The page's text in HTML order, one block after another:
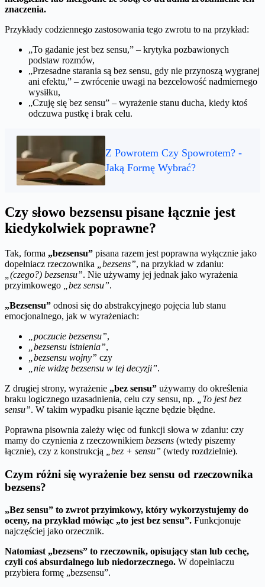
znaczenia.
Przykłady codziennego zastosowania tego zwrotu to na przykład:
„To gadanie jest bez sensu,” – krytyka pozbawionych
podstaw rozmów,
„Przesadne starania są bez sensu, gdy nie przynoszą wygranej
ani efektu,” – zwrócenie uwagi na bezcelowość nadmiernego
wysiłku,
„Czuję się bez sensu” – wyrażenie stanu ducha, kiedy ktoś
odczuwa pustkę i brak celu.
Z Powrotem Czy Spowrotem? -
Jaką Formę Wybrać?
Czy słowo bezsensu pisane łącznie jest
kiedykolwiek poprawne?
Tak, forma „bezsensu” pisana razem jest poprawna wyłącznie jako
dopełniacz rzeczownika
„bezsens”, na przykład w zdaniu:
„(czego?) bezsensu”. Nie używamy jej jednak jako wyrażenia
przyimkowego
„bez sensu”.
„Bezsensu” odnosi się do abstrakcyjnego pojęcia lub stanu
emocjonalnego, jak w wyrażeniach:
„poczucie bezsensu”,
„bezsensu istnienia”,
„bezsensu wojny” czy
„nie widzę bezsensu w tej decyzji”.
Z drugiej strony, wyrażenie „bez sensu” używamy do określenia
braku logicznego uzasadnienia, celu czy sensu, np.
„To jest bez
sensu”. W takim wypadku pisanie łączne będzie błędne.
Poprawna pisownia zależy więc od funkcji słowa w zdaniu: czy
mamy do czynienia z rzeczownikiem bezsens (wtedy piszemy
łącznie), czy z konstrukcją
„bez + sensu” (wtedy rozdzielnie).
Czym różni się wyrażenie bez sensu od rzeczownika
bezsens?
„Bez sensu” to zwrot przyimkowy, który wykorzystujemy do
oceny, na przykład mówiąc „to jest bez sensu”. Funkcjonuje
najczęściej jako orzecznik.
Natomiast „bezsens” to rzeczownik, opisujący stan lub cechę,
czyli coś absurdalnego lub niedorzecznego. W dopełniaczu
przybiera formę „bezsensu”.